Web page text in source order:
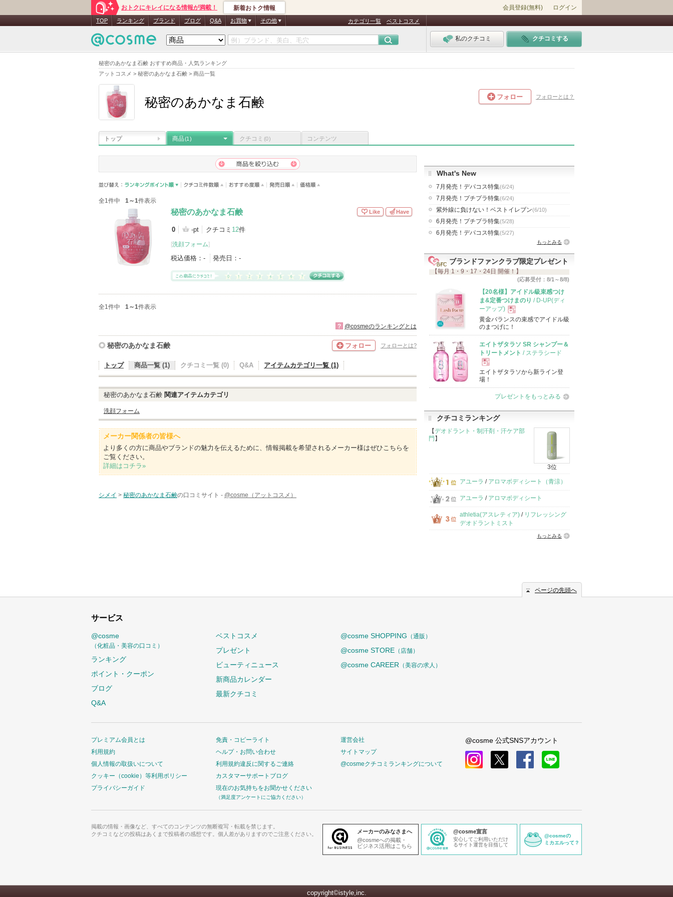
秘密のあかなま石鹸 おすすめ商品・人気ランキング
アットコスメ > 秘密のあかなま石鹸 > 商品一覧
おトクにキレイになる情報が満載！ 新着おトク情報 会員登録(無料) ログイン
TOP ランキング ブランド ブログ Q&A お買物 その他 カテゴリ一覧 ベストコスメ
私のクチコミ クチコミする
秘密のあかなま石鹸 フォロー フォローとは？
トップ 商品(1) クチコミ (0) コンテンツ
全1件中 1～1件表示
秘密のあかなま石鹸
0 -pt クチコミ 12件
[洗顔フォーム]
税込価格： - 発売日： -
Like Have
全1件中 1～1件表示
? @cosmeのランキングとは
秘密のあかなま石鹸 フォロー フォローとは?
トップ 商品一覧 (1) クチコミ一覧 (0) Q&A アイテムカテゴリ一覧 (1)
秘密のあかなま石鹸 関連アイテムカテゴリ
洗顔フォーム
メーカー関係者の皆様へ
より多くの方に商品やブランドの魅力を伝えるために、情報掲載を希望されるメーカー様はぜひこちらを
ご覧ください。
詳細はコチラ»
シメイ > 秘密のあかなま石鹸の口コミサイト - @cosme（アットコスメ）
What's New
7月発売！デパコス特集(6/24)
7月発売！プチプラ特集(6/24)
紫外線に負けない！ベストイレブン(6/10)
6月発売！プチプラ特集(5/28)
6月発売！デパコス特集(5/27)
もっとみる
ブランドファンクラブ限定プレゼント
【毎月 1・9・17・24日 開催！】
(応募受付：8/1～8/8)
【20名様】アイドル級束感つけ
ま&定番つけまのり / D-UP(ディ
ーアップ)
現
品
黄金バランスの束感でアイドル級
のまつげに！
エイトザタラソ SR シャンプー＆
トリートメント / ステラシード
現
エイトザタラソから新ライン登
場！
プレゼントをもっとみる
クチコミランキング
【デオドラント・制汗剤・汗ケア部
門】
3位
アユーラ / アロマボディシート（青涼）
アユーラ / アロマボディシート
athletia(アスレティア) / リフレッシング
デオドラントミスト
もっとみる
ページの先頭へ
サービス
@cosme
（化粧品・美容の口コミ）
ランキング
ポイント・クーポン
ブログ
Q&A
ベストコスメ
プレゼント
ビューティニュース
新商品カレンダー
最新クチコミ
@cosme SHOPPING （通販）
@cosme STORE （店舗）
@cosme CAREER （美容の求人）
プレミアム会員とは
利用規約
個人情報の取扱いについて
クッキー（cookie）等利用ポリシー
プライバシーガイド
免責・コピーライト
ヘルプ・お問い合わせ
利用規約違反に関するご連絡
カスタマーサポートブログ
現在のお気持ちをお聞かせください
（満足度アンケートにご協力ください）
運営会社
サイトマップ
@cosmeクチコミランキングについて
@cosme 公式SNSアカウント
掲載の情報・画像など、すべてのコンテンツの無断複写・転載を禁じます。
クチコミなどの投稿はあくまで投稿者の感想です。個人差がありますのでご注意ください。
メーカーのみなさまへ
@cosmeへの掲載・
ビジネス活用はこちら
@cosme宣言
安心してご利用いただけ
るサイト運営を目指して
@cosmeの
ミカエルって？
copyright©istyle,inc.